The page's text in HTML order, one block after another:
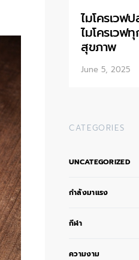
ไมโครเวฟ
ไมโครเวฟ
สุขภาพ
June 5, 2025
CATEGORIES
UNCATEGORIZED
กำลังมาแรง
กีฬา
ความงาม